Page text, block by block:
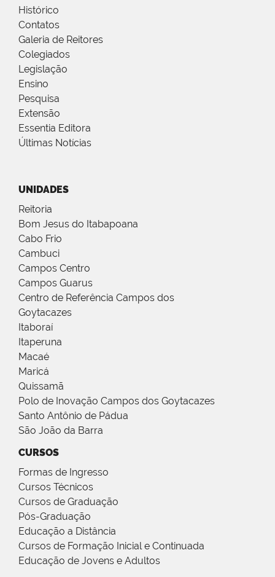
Histórico
Contatos
Galeria de Reitores
Colegiados
Legislação
Ensino
Pesquisa
Extensão
Essentia Editora
Últimas Notícias
UNIDADES
Reitoria
Bom Jesus do Itabapoana
Cabo Frio
Cambuci
Campos Centro
Campos Guarus
Centro de Referência Campos dos
Goytacazes
Itaboraí
Itaperuna
Macaé
Maricá
Quissamã
Polo de Inovação Campos dos Goytacazes
Santo Antônio de Pádua
São João da Barra
CURSOS
Formas de Ingresso
Cursos Técnicos
Cursos de Graduação
Pós-Graduação
Educação a Distância
Cursos de Formação Inicial e Continuada
Educação de Jovens e Adultos